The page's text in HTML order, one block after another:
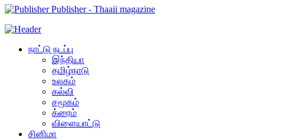
Publisher - Thaaii magazine
நாட்டு நடப்பு
இந்தியா
தமிழ்நாடு
உலகம்
கல்வி
சமூகம்
க்ரைம்
விளையாட்டு
சினிமா